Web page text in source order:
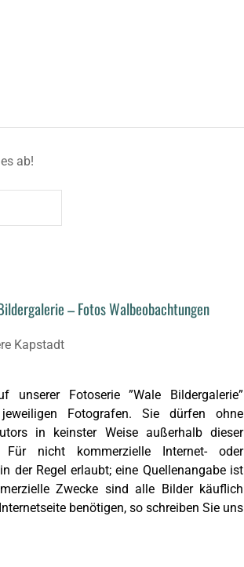
ab!
– Fotos Walbeobachtungen
Fotoserie ”Wale Bildergalerie”
Fotografen. Sie dürfen ohne
in keinster Weise außerhalb dieser
Für nicht kommerzielle Internet- oder
der Regel erlaubt; eine Quellenangabe ist
Zwecke sind alle Bilder käuflich
benötigen, so schreiben Sie uns